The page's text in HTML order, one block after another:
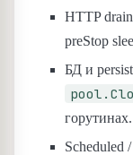
HTTP
preStop
БД и
горутинах.
Scheduled